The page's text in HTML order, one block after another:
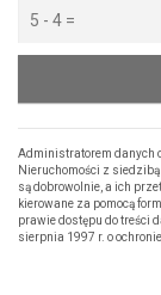
Administratorem danych
Nieruchomości z
są dobrowolnie, a ich
kierowane za pomocą
prawie dostępu do treści
sierpnia 1997 r. o